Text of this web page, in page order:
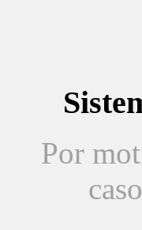
Por